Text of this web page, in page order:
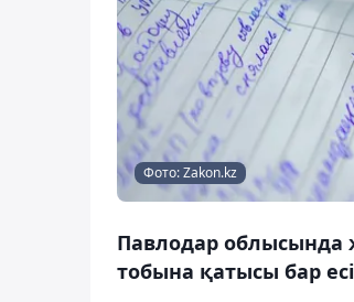
Фото: Zakon.kz
Павлодар облысында
тобына қатысы бар